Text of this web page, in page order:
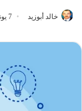
خالد أبوزيد 7 يونيو، 2026